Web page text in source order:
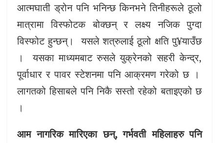
आत्मघाती ड्रोन पनि भनिन्छ किनभने तिनीहरूले ठूलो
मात्रामा विस्फोटक बोक्छन् र लक्ष्य नजिक पुग्दा
विस्फोट हुन्छन्। यसले शत्रुलाई ठूलो क्षति पु¥याउँछ
। यसका माध्यमबाट रुसले युक्रेनको सहरी केन्द्र,
पूर्वाधार र पावर स्टेशनमा पनि आक्रमण गरेको छ ।
लागतको हिसाबले पनि निकै सस्तो रहेको बताइएको छ
।
आम नागरिक मारिएका छन्, गर्भवती महिलाहरु पनि